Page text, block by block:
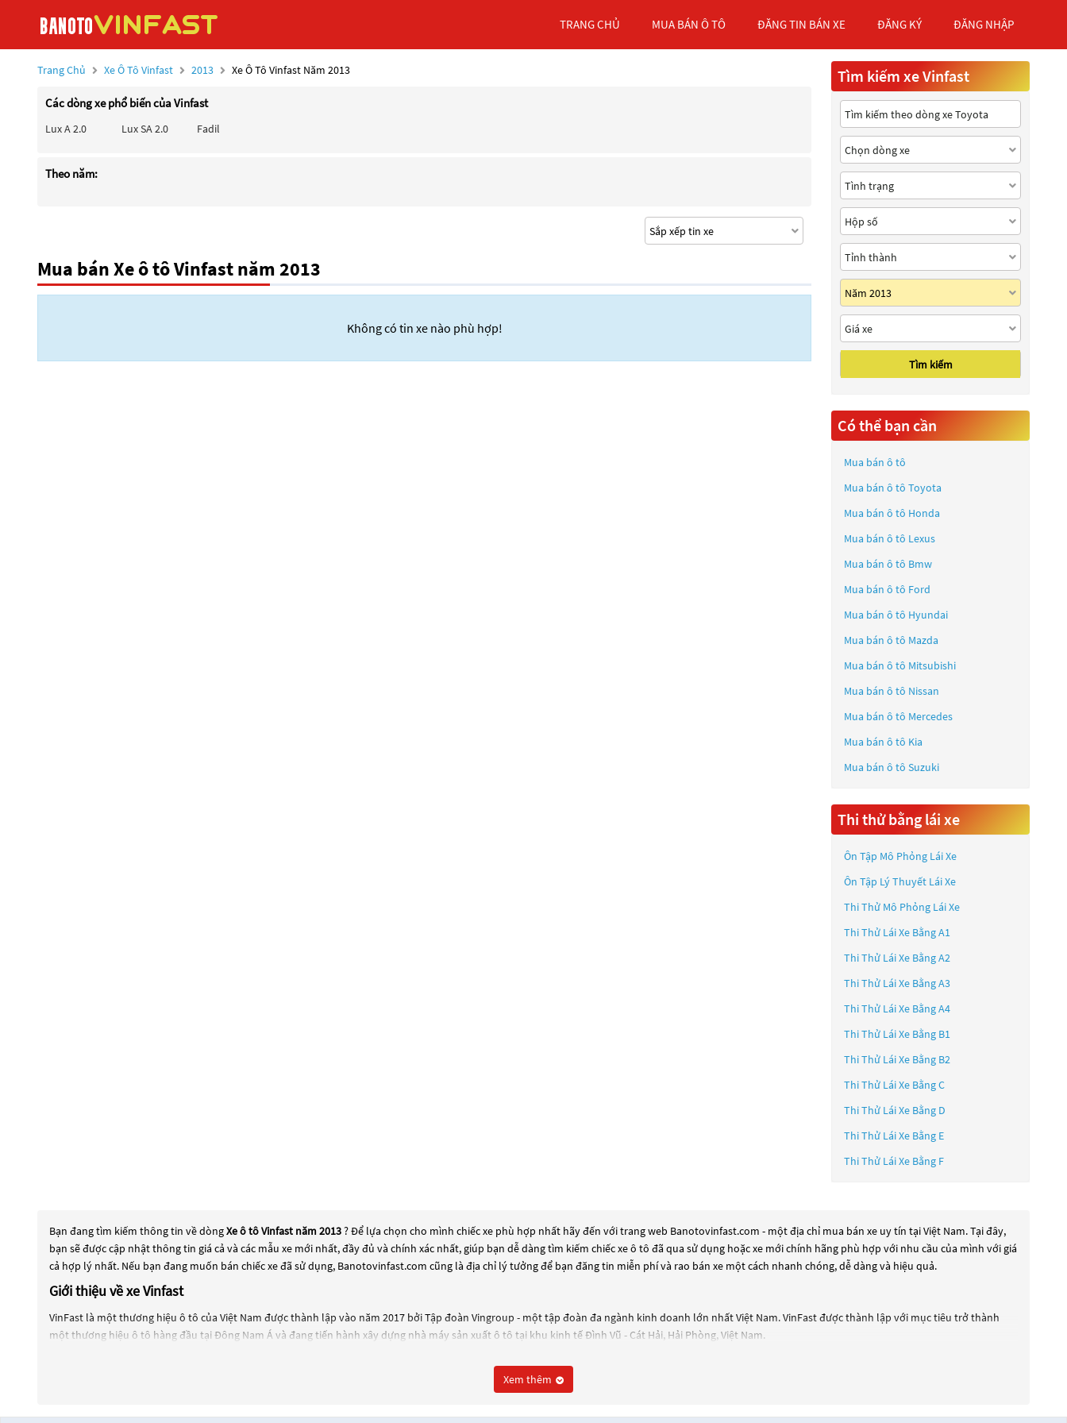
TRANG CHỦ MUA BÁN Ô TÔ ĐĂNG TIN BÁN XE ĐĂNG KÝ ĐĂNG NHẬP
Trang Chủ Xe Ô Tô Vinfast 2013 Xe Ô Tô Vinfast Năm 2013
Các dòng xe phổ biến của Vinfast
Lux A 2.0 Lux SA 2.0 Fadil
Theo năm:
Mua bán Xe ô tô Vinfast năm 2013
Không có tin xe nào phù hợp!
Tìm kiếm xe Vinfast
Tìm kiếm
Có thể bạn cần
Mua bán ô tô
Mua bán ô tô Toyota
Mua bán ô tô Honda
Mua bán ô tô Lexus
Mua bán ô tô Bmw
Mua bán ô tô Ford
Mua bán ô tô Hyundai
Mua bán ô tô Mazda
Mua bán ô tô Mitsubishi
Mua bán ô tô Nissan
Mua bán ô tô Mercedes
Mua bán ô tô Kia
Mua bán ô tô Suzuki
Thi thử bằng lái xe
Ôn Tập Mô Phỏng Lái Xe
Ôn Tập Lý Thuyết Lái Xe
Thi Thử Mô Phỏng Lái Xe
Thi Thử Lái Xe Bằng A1
Thi Thử Lái Xe Bằng A2
Thi Thử Lái Xe Bằng A3
Thi Thử Lái Xe Bằng A4
Thi Thử Lái Xe Bằng B1
Thi Thử Lái Xe Bằng B2
Thi Thử Lái Xe Bằng C
Thi Thử Lái Xe Bằng D
Thi Thử Lái Xe Bằng E
Thi Thử Lái Xe Bằng F
Bạn đang tìm kiếm thông tin về dòngXe ô tô Vinfast năm 2013? Để lựa chọn cho mình chiếc xe phù hợp nhất hãy đến với trang web Banotovinfast.com - một địa chỉ mua bán xe uy tín tại Việt Nam. Tại đây,
bạn sẽ được cập nhật thông tin giá cả và các mẫu xe mới nhất, đầy đủ và chính xác nhất, giúp bạn dễ dàng tìm kiếm chiếc xe ô tô đã qua sử dụng hoặc xe mới chính hãng phù hợp với nhu cầu của mình với giá
cả hợp lý nhất. Nếu bạn đang muốn bán chiếc xe đã sử dụng, Banotovinfast.com cũng là địa chỉ lý tưởng để bạn đăng tin miễn phí và rao bán xe một cách nhanh chóng, dễ dàng và hiệu quả.
Giới thiệu về xe Vinfast
VinFast là một thương hiệu ô tô của Việt Nam được thành lập vào năm 2017 bởi Tập đoàn Vingroup - một tập đoàn đa ngành kinh doanh lớn nhất Việt Nam. VinFast được thành lập với mục tiêu trở thành
một thương hiệu ô tô hàng đầu tại Đông Nam Á và đang tiến hành xây dựng nhà máy sản xuất ô tô tại khu kinh tế Đình Vũ - Cát Hải, Hải Phòng, Việt Nam.
Các mẫu xe của VinFast được thiết kế với nhiều tính năng hiện đại và tiên tiến như hệ thống âm thanh cao cấp, hệ thống giải trí thông minh, hệ thống an toàn và hỗ trợ lái xe thông minh và nhiều tính năng
Xem thêm